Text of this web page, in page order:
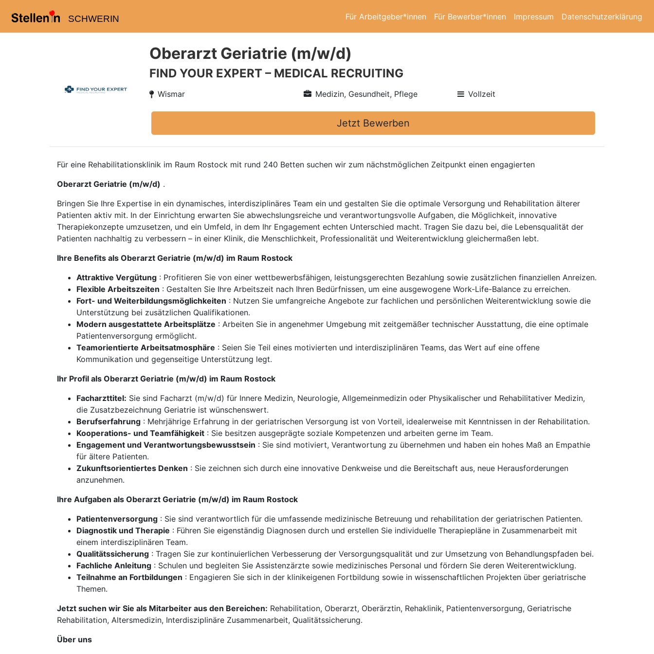
SCHWERIN Für Arbeitgeber*innen Für Bewerber*innen Impressum Datenschutzerklärung
Oberarzt Geriatrie (m/w/d)
FIND YOUR EXPERT – MEDICAL RECRUITING
Wismar Medizin, Gesundheit, Pflege Vollzeit
Jetzt Bewerben
Für eine Rehabilitationsklinik im Raum Rostock mit rund 240 Betten suchen wir zum nächstmöglichen Zeitpunkt einen engagierten
Oberarzt Geriatrie (m/w/d) .
Bringen Sie Ihre Expertise in ein dynamisches, interdisziplinäres Team ein und gestalten Sie die optimale Versorgung und Rehabilitation älterer
Patienten aktiv mit. In der Einrichtung erwarten Sie abwechslungsreiche und verantwortungsvolle Aufgaben, die Möglichkeit, innovative
Therapiekonzepte umzusetzen, und ein Umfeld, in dem Ihr Engagement echten Unterschied macht. Tragen Sie dazu bei, die Lebensqualität der
Patienten nachhaltig zu verbessern – in einer Klinik, die Menschlichkeit, Professionalität und Weiterentwicklung gleichermaßen lebt.
Ihre Benefits als Oberarzt Geriatrie (m/w/d) im Raum Rostock
Attraktive Vergütung : Profitieren Sie von einer wettbewerbsfähigen, leistungsgerechten Bezahlung sowie zusätzlichen finanziellen Anreizen.
Flexible Arbeitszeiten : Gestalten Sie Ihre Arbeitszeit nach Ihren Bedürfnissen, um eine ausgewogene Work-Life-Balance zu erreichen.
Fort- und Weiterbildungsmöglichkeiten : Nutzen Sie umfangreiche Angebote zur fachlichen und persönlichen Weiterentwicklung sowie die
Unterstützung bei zusätzlichen Qualifikationen.
Modern ausgestattete Arbeitsplätze : Arbeiten Sie in angenehmer Umgebung mit zeitgemäßer technischer Ausstattung, die eine optimale
Patientenversorgung ermöglicht.
Teamorientierte Arbeitsatmosphäre : Seien Sie Teil eines motivierten und interdisziplinären Teams, das Wert auf eine offene
Kommunikation und gegenseitige Unterstützung legt.
Ihr Profil als Oberarzt Geriatrie (m/w/d) im Raum Rostock
Facharzttitel: Sie sind Facharzt (m/w/d) für Innere Medizin, Neurologie, Allgemeinmedizin oder Physikalischer und Rehabilitativer Medizin,
die Zusatzbezeichnung Geriatrie ist wünschenswert.
Berufserfahrung : Mehrjährige Erfahrung in der geriatrischen Versorgung ist von Vorteil, idealerweise mit Kenntnissen in der Rehabilitation.
Kooperations- und Teamfähigkeit : Sie besitzen ausgeprägte soziale Kompetenzen und arbeiten gerne im Team.
Engagement und Verantwortungsbewusstsein : Sie sind motiviert, Verantwortung zu übernehmen und haben ein hohes Maß an Empathie
für ältere Patienten.
Zukunftsorientiertes Denken : Sie zeichnen sich durch eine innovative Denkweise und die Bereitschaft aus, neue Herausforderungen
anzunehmen.
Ihre Aufgaben als Oberarzt Geriatrie (m/w/d) im Raum Rostock
Patientenversorgung : Sie sind verantwortlich für die umfassende medizinische Betreuung und rehabilitation der geriatrischen Patienten.
Diagnostik und Therapie : Führen Sie eigenständig Diagnosen durch und erstellen Sie individuelle Therapiepläne in Zusammenarbeit mit
einem interdisziplinären Team.
Qualitätssicherung : Tragen Sie zur kontinuierlichen Verbesserung der Versorgungsqualität und zur Umsetzung von Behandlungspfaden bei.
Fachliche Anleitung : Schulen und begleiten Sie Assistenzärzte sowie medizinisches Personal und fördern Sie deren Weiterentwicklung.
Teilnahme an Fortbildungen : Engagieren Sie sich in der klinikeigenen Fortbildung sowie in wissenschaftlichen Projekten über geriatrische
Themen.
Jetzt suchen wir Sie als Mitarbeiter aus den Bereichen: Rehabilitation, Oberarzt, Oberärztin, Rehaklinik, Patientenversorgung, Geriatrische
Rehabilitation, Altersmedizin, Interdisziplinäre Zusammenarbeit, Qualitätssicherung.
Über uns